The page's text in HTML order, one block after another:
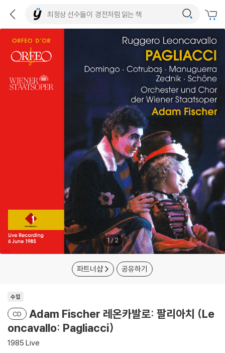
1/2
파트너샵 공유하기
수입
CD
Adam Fischer 레온카발로: 팔리아치 (Le
oncavallo: Pagliacci)
1985 Live